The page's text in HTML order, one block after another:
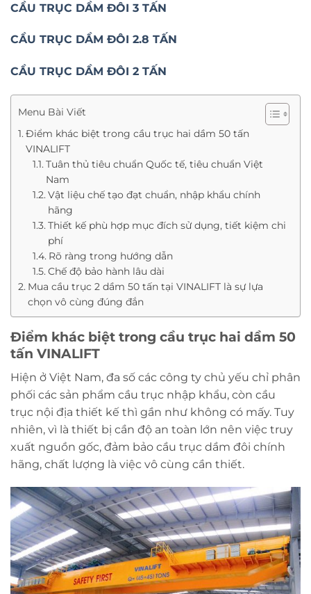
CẦU TRỤC DẦM ĐÔI 3 TẤN
CẦU TRỤC DẦM ĐÔI 2.8 TẤN
CẦU TRỤC DẦM ĐÔI 2 TẤN
Menu Bài Viết
Điểm khác biệt trong cầu trục hai dầm 50 tấn
VINALIFT
Tuân thủ tiêu chuẩn Quốc tế, tiêu chuẩn Việt
Nam
Vật liệu chế tạo đạt chuẩn, nhập khẩu chính
hãng
Thiết kế phù hợp mục đích sử dụng, tiết kiệm chi
phí
Rõ ràng trong hướng dẫn
Chế độ bảo hành lâu dài
Mua cầu trục 2 dầm 50 tấn tại VINALIFT là sự lựa
chọn vô cùng đúng đắn
Điểm khác biệt trong cầu trục hai dầm 50
tấn VINALIFT
Hiện ở Việt Nam, đa số các công ty chủ yếu chỉ phân
phối các sản phẩm cầu trục nhập khẩu, còn cầu
trục nội địa thiết kế thì gần như không có mấy. Tuy
nhiên, vì là thiết bị cần độ an toàn lớn nên việc truy
xuất nguồn gốc, đảm bảo cầu trục dầm đôi chính
hãng, chất lượng là việc vô cùng cần thiết.